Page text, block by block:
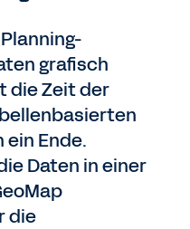
grafisch
die Zeit der
Ende.
Daten in einer
die